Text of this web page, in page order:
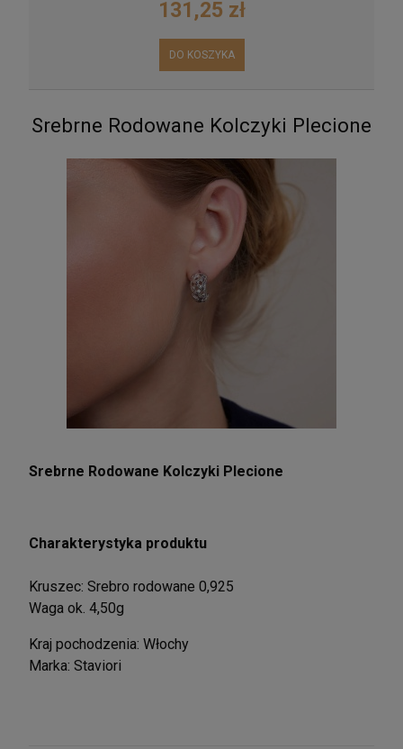
131,25 zł
DO KOSZYKA
Srebrne Rodowane Kolczyki Plecione
Srebrne Rodowane Kolczyki Plecione
Charakterystyka produktu
Kruszec: Srebro rodowane 0,925
Waga ok. 4,50g
Kraj pochodzenia: Włochy
Marka: Staviori